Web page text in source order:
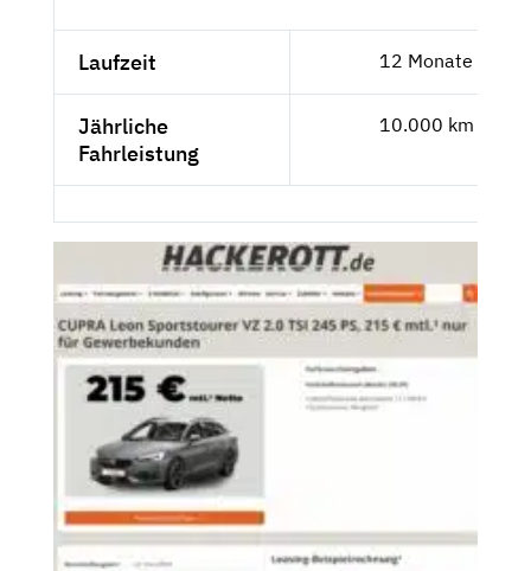
Laufzeit 12 Monate
Jährliche
Fahrleistung
10.000 km